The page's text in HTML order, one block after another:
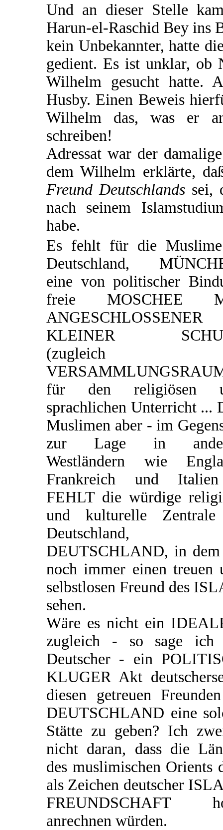
Und an dieser Stelle
Harun-el-Raschid Bey ins
kein Unbekannter, hatte
gedient. Es ist unklar, ob
Wilhelm gesucht hatte.
Husby. Einen Beweis
Wilhelm das, was er
schreiben!
Adressat war der
dem Wilhelm erklärte,
Freund Deutschlands sei,
nach seinem
habe.
Es fehlt für die
Deutschland,
eine von politischer
freie MOSCHEE
ANGESCHLOSSENER
KLEINER
(zugleich
für den religiösen
sprachlichen Unterricht ...
Muslimen aber - im
zur Lage in
Westländern wie
Frankreich und
FEHLT die würdige
und kulturelle
Deutschland,
DEUTSCHLAND, in dem
noch immer einen treuen
selbstlosen Freund des
sehen.
Wäre es nicht ein
zugleich - so sage ich
Deutscher - ein
KLUGER Akt
diesen getreuen
DEUTSCHLAND eine
Stätte zu geben? Ich
nicht daran, dass die
des muslimischen Orients
als Zeichen deutscher
FREUNDSCHAFT
anrechnen würden.